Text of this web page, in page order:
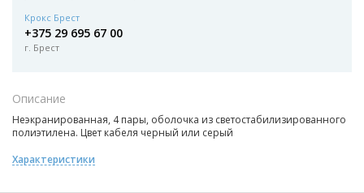
Крокс Брест
+375 29 695 67 00
г. Брест
Описание
Неэкранированная, 4 пары, оболочка из светостабилизированного
полиэтилена. Цвет кабеля черный или серый
Характеристики